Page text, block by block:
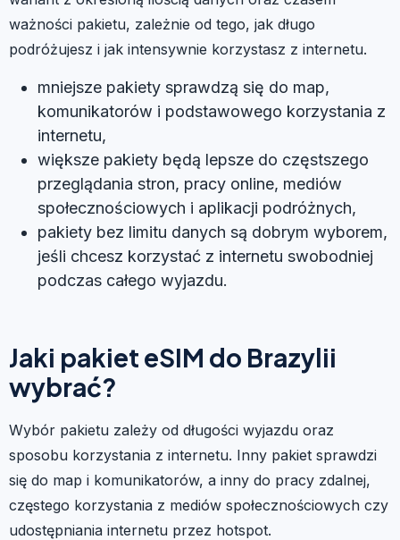
ważności pakietu, zależnie od tego, jak długo
podróżujesz i jak intensywnie korzystasz z internetu.
mniejsze pakiety sprawdzą się do map,
komunikatorów i podstawowego korzystania z
internetu,
większe pakiety będą lepsze do częstszego
przeglądania stron, pracy online, mediów
społecznościowych i aplikacji podróżnych,
pakiety bez limitu danych są dobrym wyborem,
jeśli chcesz korzystać z internetu swobodniej
podczas całego wyjazdu.
Jaki pakiet eSIM do Brazylii
wybrać?
Wybór pakietu zależy od długości wyjazdu oraz
sposobu korzystania z internetu. Inny pakiet sprawdzi
się do map i komunikatorów, a inny do pracy zdalnej,
częstego korzystania z mediów społecznościowych czy
udostępniania internetu przez hotspot.